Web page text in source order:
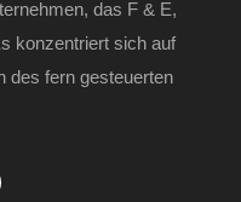
das F & E,
konzentriert sich auf
des fern gesteuerten